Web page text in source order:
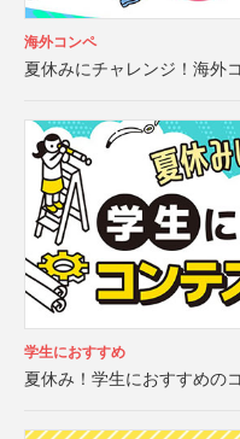
海外コンペ
夏休みにチャレンジ！海外
学生におすすめ
夏休み！学生におすすめの